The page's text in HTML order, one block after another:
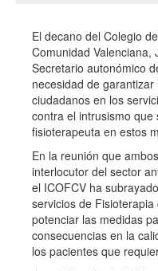
Boletines
UPSANA
PROA
Contacto
El decano del Colegio
Comunidad Valenciana,
Secretario autonómico
necesidad de
ciudadanos en los
contra el intrusismo
fisioterapeuta en estos
En la reunión que
interlocutor del sector
el ICOFCV ha
servicios de
potenciar las medidas
consecuencias en la
los pacientes que